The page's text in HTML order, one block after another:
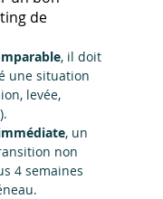
de
, il doit
une situation
levée,
, un
non
4 semaines